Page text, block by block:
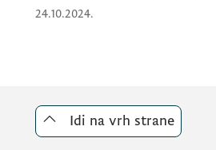
24.10.2024.
Idi na vrh strane